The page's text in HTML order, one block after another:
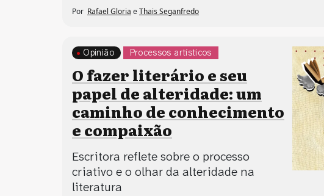
Por Rafael Gloria eThais Seganfredo
Opinião Processos artísticos
O fazer literário e seu
papel de alteridade: um
caminho de conhecimento
e compaixão
Escritora reflete sobre o processo
criativo e o olhar da alteridade na
literatura